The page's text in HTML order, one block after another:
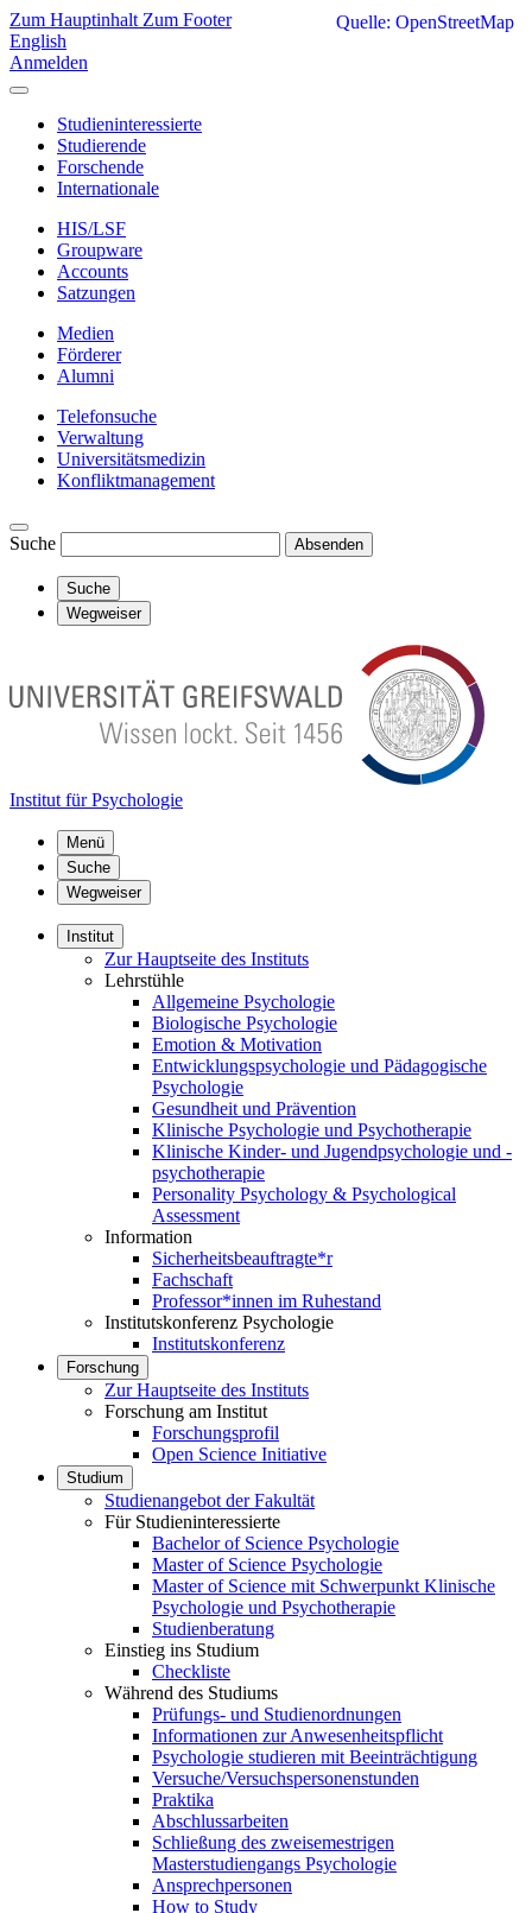
Zum Hauptinhalt Zum Footer
English
Anmelden
Studieninteressierte
Studierende
Forschende
Internationale
HIS/LSF
Groupware
Accounts
Satzungen
Medien
Förderer
Alumni
Telefonsuche
Verwaltung
Universitätsmedizin
Konfliktmanagement
Suche Absenden
Suche
Wegweiser
Institut für Psychologie
Menü
Suche
Wegweiser
Institut
Zur Hauptseite des Instituts
Lehrstühle
Allgemeine Psychologie
Biologische Psychologie
Emotion & Motivation
Entwicklungspsychologie und Pädagogische
Psychologie
Gesundheit und Prävention
Klinische Psychologie und Psychotherapie
Klinische Kinder- und Jugendpsychologie und -
psychotherapie
Personality Psychology & Psychological
Assessment
Information
Sicherheitsbeauftragte*r
Fachschaft
Professor*innen im Ruhestand
Institutskonferenz Psychologie
Institutskonferenz
Forschung
Zur Hauptseite des Instituts
Forschung am Institut
Forschungsprofil
Open Science Initiative
Studium
Studienangebot der Fakultät
Für Studieninteressierte
Bachelor of Science Psychologie
Master of Science Psychologie
Master of Science mit Schwerpunkt Klinische
Psychologie und Psychotherapie
Studienberatung
Einstieg ins Studium
Checkliste
Während des Studiums
Prüfungs- und Studienordnungen
Informationen zur Anwesenheitspflicht
Psychologie studieren mit Beeinträchtigung
Versuche/Versuchspersonenstunden
Praktika
Abschlussarbeiten
Schließung des zweisemestrigen
Masterstudiengangs Psychologie
Ansprechpersonen
How to Study
Quelle: OpenStreetMap